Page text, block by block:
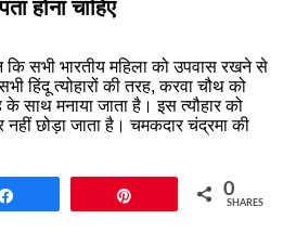
होना चाहिए
सभी भारतीय महिला को उपवास रखने से
हिंदू त्योहारों की तरह, करवा चौथ को
साथ मनाया जाता है। इस त्यौहार को
छोड़ा जाता है। चमकदार चंद्रमा की
0
SHARES